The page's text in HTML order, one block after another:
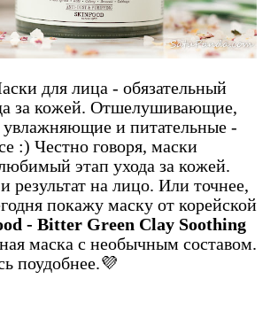
для лица - обязательный
за кожей. Отшелушивающие,
и питательные -
:) Честно говоря, маски
этап ухода за кожей.
результат на лицо. Или точнее,
покажу маску от корейской
- Bitter Green Clay Soothing
маска с необычным составом.
поудобнее.💜